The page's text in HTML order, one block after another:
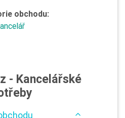
obchodu:
- Kancelářské